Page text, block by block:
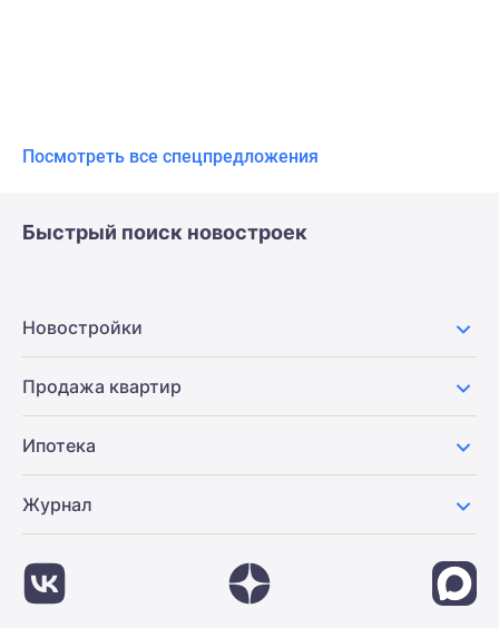
Посмотреть все спецпредложения
Быстрый поиск новостроек
Новостройки
Продажа квартир
Ипотека
Журнал